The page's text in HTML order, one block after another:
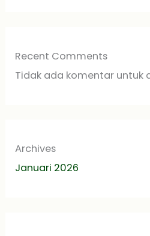
Recent Comments
Tidak ada komentar untuk
Archives
Januari 2026